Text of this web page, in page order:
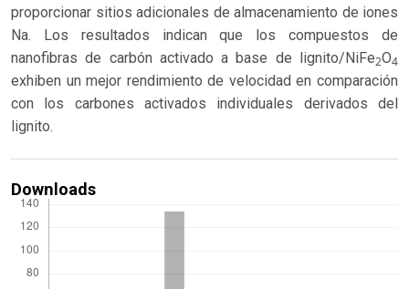
proporcionar sitios adicionales de almacenamiento de iones
Na. Los resultados indican que los compuestos de
nanofibras de carbón activado a base de lignito/NiFe2O4
exhiben un mejor rendimiento de velocidad en comparación
con los carbones activados individuales derivados del
lignito.
Downloads